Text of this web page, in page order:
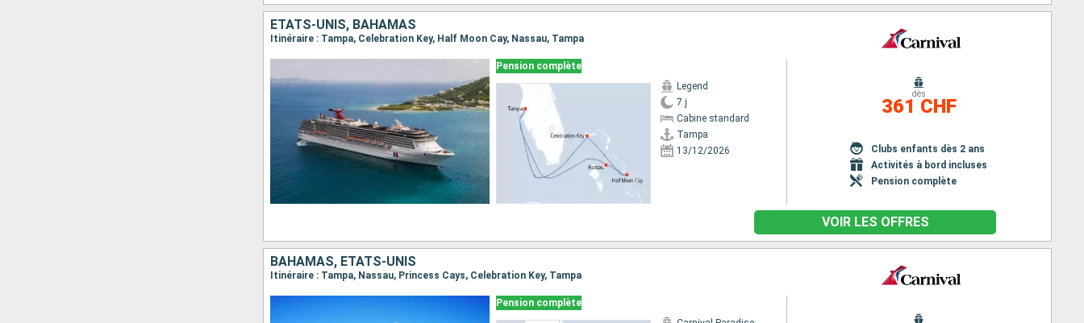
ÉTATS-UNIS, BAHAMAS
Itinéraire : Tampa, Celebration Key, Half Moon Cay, Nassau, Tampa
Pension complète
Legend
7 j
Cabine standard
Tampa
13/12/2026
dès
361 CHF
Clubs enfants dès 2 ans
Activités à bord incluses
Pension complète
VOIR LES OFFRES
BAHAMAS, ÉTATS-UNIS
Itinéraire : Tampa, Nassau, Princess Cays, Celebration Key, Tampa
Pension complète